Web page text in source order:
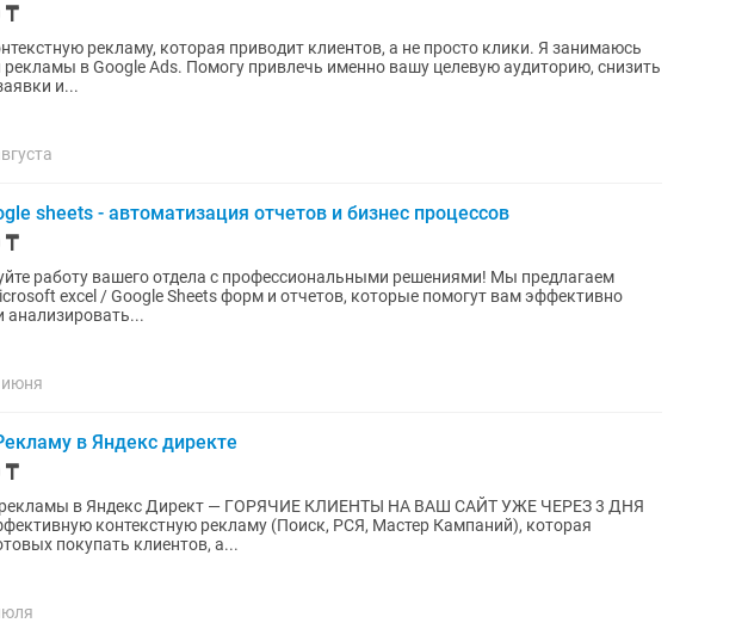
₸
рекламу, которая приводит клиентов, а не просто клики. Я занимаюсь
рекламы в Google Ads. Помогу привлечь именно вашу целевую аудиторию, снизить
и...
sheets - автоматизация отчетов и бизнес процессов
₸
работу вашего отдела с профессиональными решениями! Мы предлагаем
excel / Google Sheets форм и отчетов, которые помогут вам эффективно
анализировать...
в Яндекс директе
₸
рекламы в Яндекс Директ — ГОРЯЧИЕ КЛИЕНТЫ НА ВАШ САЙТ УЖЕ ЧЕРЕЗ 3 ДНЯ
контекстную рекламу (Поиск, РСЯ, Мастер Кампаний), которая
покупать клиентов, а...